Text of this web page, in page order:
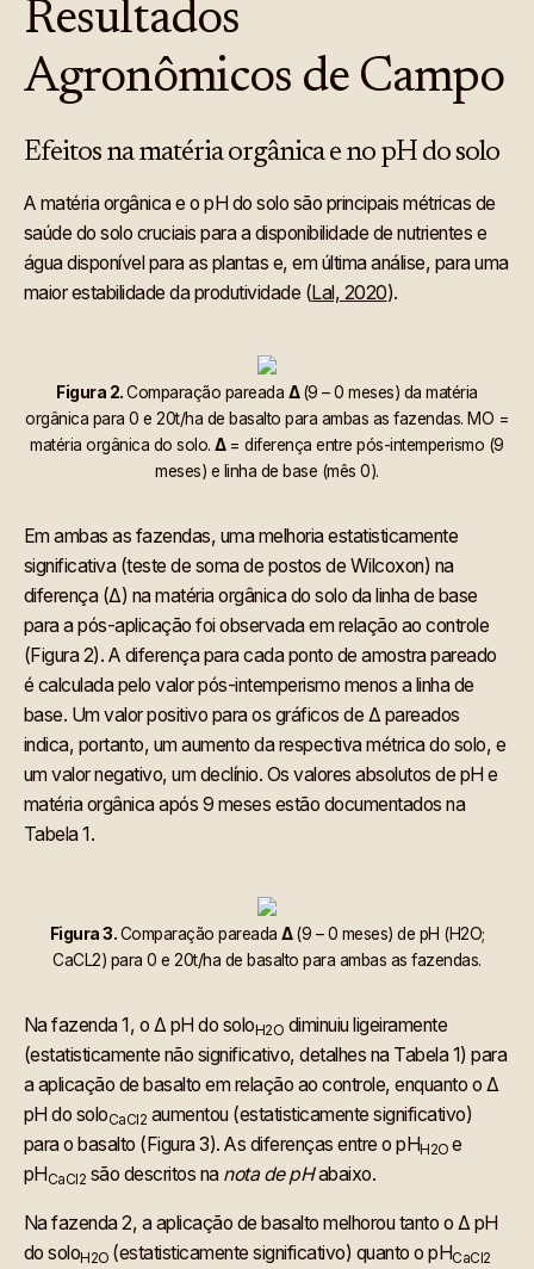
Resultados
Agronômicos de Campo
Efeitos na matéria orgânica e no pH do solo
A matéria orgânica e o pH do solo são principais métricas de
saúde do solo cruciais para a disponibilidade de nutrientes e
água disponível para as plantas e, em última análise, para uma
maior estabilidade da produtividade (Lal, 2020).
Figura 2.Comparação pareada Δ(9 – 0 meses) da matéria
orgânica para 0 e 20t/ha de basalto para ambas as fazendas. MO =
matéria orgânica do solo.Δ = diferença entre pós-intemperismo (9
meses) e linha de base (mês 0).
Em ambas as fazendas, uma melhoria estatisticamente
significativa (teste de soma de postos de Wilcoxon) na
diferença (Δ) na matéria orgânica do solo da linha de base
para a pós-aplicação foi observada em relação ao controle
(Figura 2). A diferença para cada ponto de amostra pareado
é calculada pelo valor pós-intemperismo menos a linha de
base. Um valor positivo para os gráficos de Δ pareados
indica, portanto, um aumento da respectiva métrica do solo, e
um valor negativo, um declínio. Os valores absolutos de pH e
matéria orgânica após 9 meses estão documentados na
Tabela 1.
Figura 3.Comparação pareada Δ(9 – 0 meses) de pH (H2O;
CaCL2) para 0 e 20t/ha de basalto para ambas as fazendas.
Na fazenda 1, o Δ pH do solo H2O diminuiu ligeiramente
(estatisticamente não significativo, detalhes na Tabela 1) para
a aplicação de basalto em relação ao controle, enquanto o Δ
pH do soloCaCl2 aumentou (estatisticamente significativo)
para o basalto (Figura 3). As diferenças entre o pHH2Oe
pHCaCl2 são descritos na nota de pHabaixo.
Na fazenda 2, a aplicação de basalto melhorou tanto o Δ pH
do soloH2O (estatisticamente significativo) quanto o pHCaCl2